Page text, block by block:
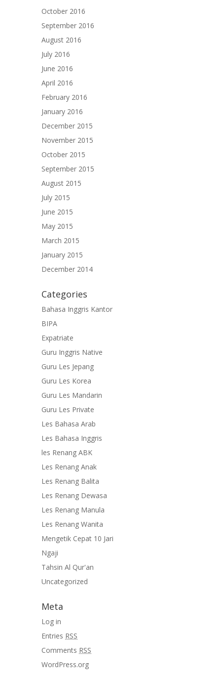
October 2016
September 2016
August 2016
July 2016
June 2016
April 2016
February 2016
January 2016
December 2015
November 2015
October 2015
September 2015
August 2015
July 2015
June 2015
May 2015
March 2015
January 2015
December 2014
Categories
Bahasa Inggris Kantor
BIPA
Expatriate
Guru Inggris Native
Guru Les Jepang
Guru Les Korea
Guru Les Mandarin
Guru Les Private
Les Bahasa Arab
Les Bahasa Inggris
les Renang ABK
Les Renang Anak
Les Renang Balita
Les Renang Dewasa
Les Renang Manula
Les Renang Wanita
Mengetik Cepat 10 Jari
Ngaji
Tahsin Al Qur'an
Uncategorized
Meta
Log in
Entries RSS
Comments RSS
WordPress.org